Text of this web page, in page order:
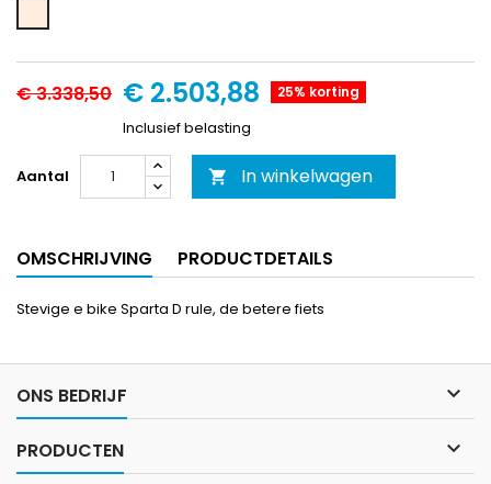
grijs
€ 3.338,50 € 2.503,88 25% korting
Inclusief belasting
Aantal  In winkelwagen
OMSCHRIJVING PRODUCTDETAILS
Stevige e bike Sparta D rule, de betere fiets
ONS BEDRIJF 
PRODUCTEN 